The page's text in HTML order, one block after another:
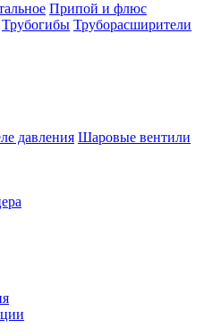
Припой и флюс
Трубогибы Труборасширители
давления Шаровые вентили